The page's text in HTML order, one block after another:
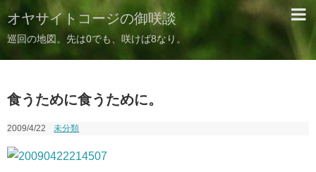
オヤサイトコージの御咲談
巡回の地図。先は0でも、咲けば8なり。
食うために食うために。
2009/4/22 未分類